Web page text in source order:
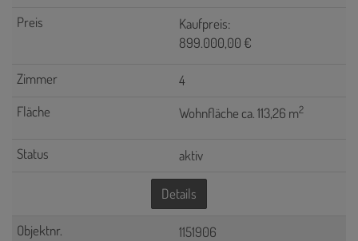
Kaufpreis:
899.000,00 €
4
Wohnfläche ca. 113,26 m2
aktiv
Details
1151906